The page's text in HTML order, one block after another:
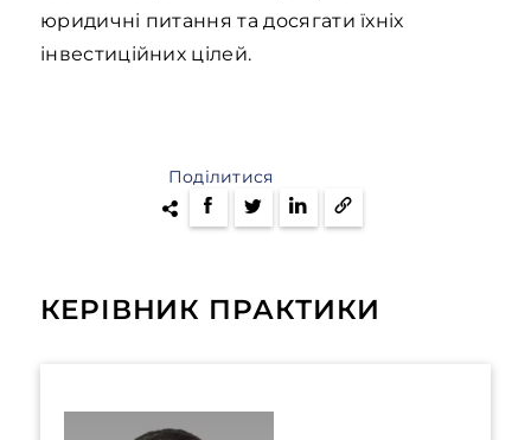
юридичні питання та досягати їхніх
інвестиційних цілей.
КЕРІВНИК ПРАКТИКИ
Поділитися